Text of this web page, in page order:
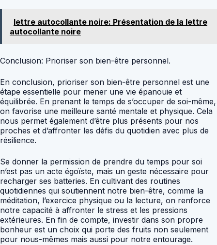
lettre autocollante noire: Présentation de la lettre
autocollante noire
Conclusion: Prioriser son bien-être personnel.
En conclusion, prioriser son bien-être personnel est une
étape essentielle pour mener une vie épanouie et
équilibrée. En prenant le temps de s’occuper de soi-même,
on favorise une meilleure santé mentale et physique. Cela
nous permet également d’être plus présents pour nos
proches et d’affronter les défis du quotidien avec plus de
résilience.
Se donner la permission de prendre du temps pour soi
n’est pas un acte égoïste, mais un geste nécessaire pour
recharger ses batteries. En cultivant des routines
quotidiennes qui soutiennent notre bien-être, comme la
méditation, l’exercice physique ou la lecture, on renforce
notre capacité à affronter le stress et les pressions
extérieures. En fin de compte, investir dans son propre
bonheur est un choix qui porte des fruits non seulement
pour nous-mêmes mais aussi pour notre entourage.